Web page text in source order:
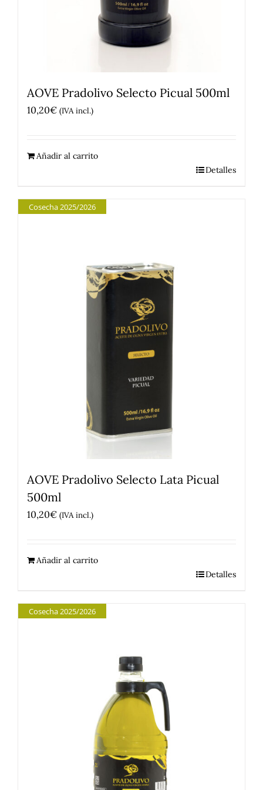
AOVE Pradolivo Selecto Picual 500ml
10,20€ (IVA incl.)
Añadir al carrito
Detalles
Cosecha 2025/2026
AOVE Pradolivo Selecto Lata Picual
500ml
10,20€ (IVA incl.)
Añadir al carrito
Detalles
Cosecha 2025/2026